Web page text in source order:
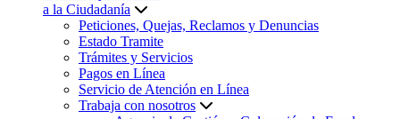
a la Ciudadanía
Peticiones, Quejas, Reclamos y Denuncias
Estado Tramite
Trámites y Servicios
Pagos en Línea
Servicio de Atención en Línea
Trabaja con nosotros